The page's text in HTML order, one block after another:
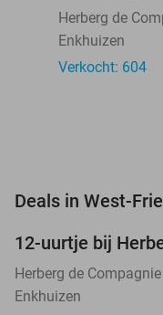
Herberg de
Enkhuizen
Verkocht: 604
Deals in West-
12-uurtje bij
Herberg de Compagnie
Enkhuizen